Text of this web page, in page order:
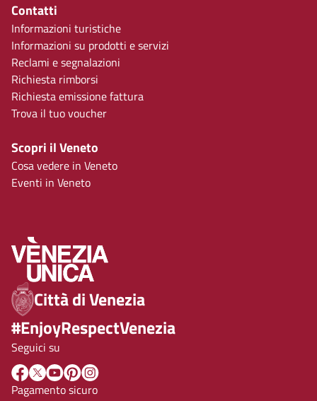
Contatti
Informazioni turistiche
Informazioni su prodotti e servizi
Reclami e segnalazioni
Richiesta rimborsi
Richiesta emissione fattura
Trova il tuo voucher
Scopri il Veneto
Cosa vedere in Veneto
Eventi in Veneto
Città di Venezia
#EnjoyRespectVenezia
Seguici su
Pagamento sicuro